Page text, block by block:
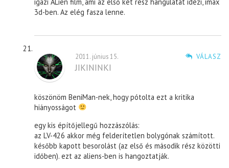
3d-ben. Az elég fasza lenne.
VÁLASZ
2011. június 15.
JIKININKI
köszönöm BeniMan-nek, hogy pótolta ezt a kritika
hiányosságot
egy kis építőjellegű hozzászólás:
az LV-426 akkor még felderítetlen bolygónak számított.
később kapott besorolást (az első és második rész közötti
időben). ezt az aliens-ben is hangoztatják.